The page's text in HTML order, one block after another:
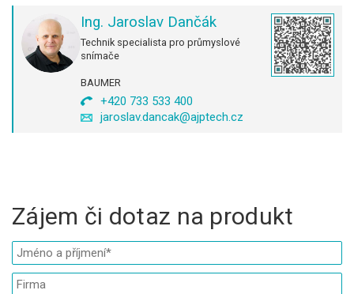
Ing. Jaroslav Dančák
Technik specialista pro průmyslové
snímače
BAUMER
+420 733 533 400
jaroslav.dancak@ajptech.cz
Zájem či dotaz na produkt